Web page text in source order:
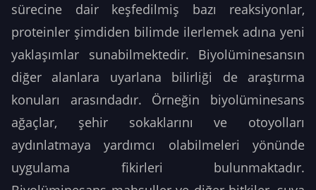
sürecine dair keşfedilmiş bazı reaksiyonlar,
proteinler şimdiden bilimde ilerlemek adına yeni
yaklaşımlar sunabilmektedir. Biyolüminesansın
diğer alanlara uyarlana bilirliği de araştırma
konuları arasındadır. Örneğin biyolüminesans
ağaçlar, şehir sokaklarını ve otoyolları
aydınlatmaya yardımcı olabilmeleri yönünde
uygulama fikirleri bulunmaktadır.